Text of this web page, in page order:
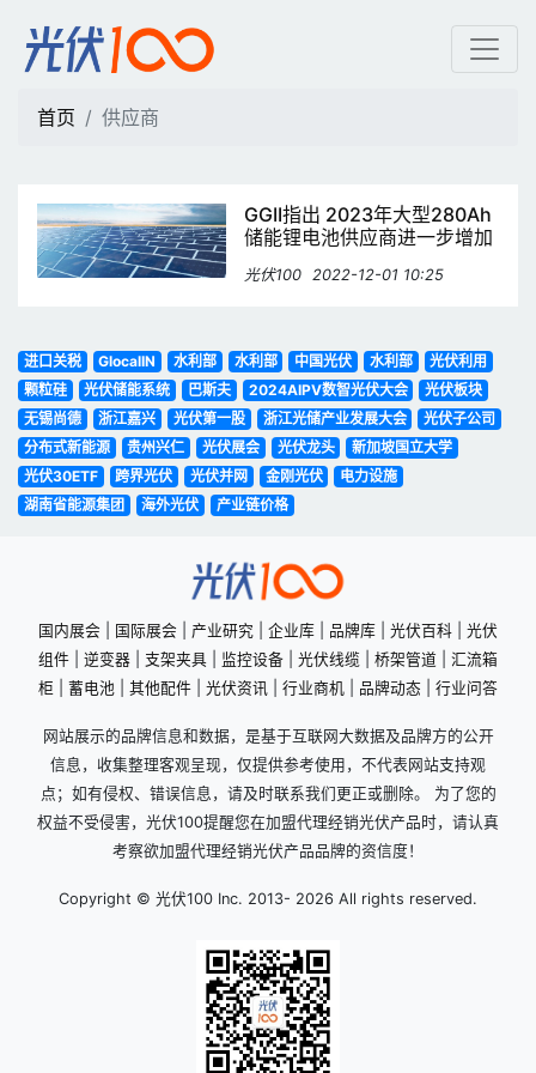
供应商 | 光伏100
首页 供应商
GGII指出 2023年大型280Ah
储能锂电池供应商进一步增加
光伏100 2022-12-01 10:25
进口关税 GlocalIN 水利部 水利部 中国光伏 水利部
光伏利用
颗粒硅
光伏储能系统 巴斯夫 2024AIPV数智光伏大会
光伏板块
无锡尚德
浙江嘉兴 光伏第一股 浙江光储产业发展大会
光伏子公司
分布式新能源
贵州兴仁 光伏展会 光伏龙头
新加坡国立大学
光伏30ETF
跨界光伏 光伏并网 金刚光伏
电力设施
湖南省能源集团
海外光伏 产业链价格
国内展会 国际展会 产业研究 企业库 品牌库 光伏百科
光伏
组件
逆变器 支架夹具 监控设备 光伏线缆 桥架管道
汇流箱
柜
蓄电池 其他配件 光伏资讯 行业商机 品牌动态 行业问答
网站展示的品牌信息和数据，是基于互联网大数据及品牌方的公开
信息，收集整理客观呈现，仅提供参考使用，不代表网站支持观
点；如有侵权、错误信息，请及时联系我们更正或删除。 为了您的
权益不受侵害，光伏100提醒您在加盟代理经销光伏产品时，请认真
考察欲加盟代理经销光伏产品品牌的资信度！
Copyright © 光伏100 Inc. 2013- 2026 All rights reserved.